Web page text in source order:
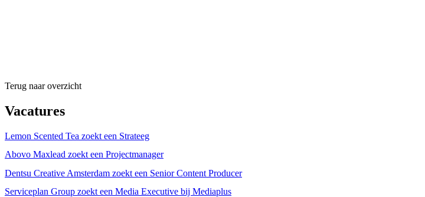
Terug naar overzicht
Vacatures
Lemon Scented Tea zoekt een Strateeg
Abovo Maxlead zoekt een Projectmanager
Dentsu Creative Amsterdam zoekt een Senior Content Producer
Serviceplan Group zoekt een Media Executive bij Mediaplus